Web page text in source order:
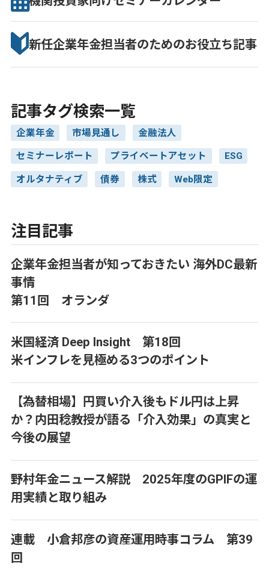
新任企業年金担当者のためのお役立ち記事
記事タグ検索一覧
企業年金 市場見通し 金融法人
セミナーレポート プライベートアセット ESG
オルタナティブ 債券 株式 Web限定
注目記事
企業年金担当者が知っておきたい 海外DC最新
事情
第11回 オランダ
米国経済 Deep Insight 第18回
米インフレを見極める3つのポイント
【為替相場】円買い介入後もドル円は上昇
か？内田稔教授が語る「介入効果」の真実と
今後の展望
野村年金ニュース解説 2025年度のGPIFの運
用実績と取り組み
連載 小倉邦彦の資産運用時事コラム 第39
回